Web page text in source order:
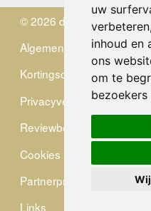
uw
inhoud en
ons
om te
bezoekers
© 2026 de Zwerver
Algemene Voorwaarden
Kortingscode
Privacyverklaring
Reviewbeleid
Cookies
Partnerprogramma
Links